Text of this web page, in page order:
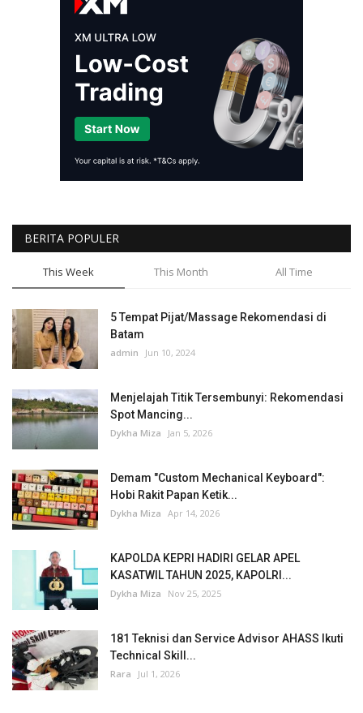
BERITA POPULER
This Week This Month All Time
5 Tempat Pijat/Massage Rekomendasi di
Batam
admin Jun 10, 2024
Menjelajah Titik Tersembunyi: Rekomendasi
Spot Mancing...
Dykha Miza Jan 5, 2026
Demam "Custom Mechanical Keyboard":
Hobi Rakit Papan Ketik...
Dykha Miza Apr 14, 2026
KAPOLDA KEPRI HADIRI GELAR APEL
KASATWIL TAHUN 2025, KAPOLRI...
Dykha Miza Nov 25, 2025
181 Teknisi dan Service Advisor AHASS Ikuti
Technical Skill...
Rara Jul 1, 2026